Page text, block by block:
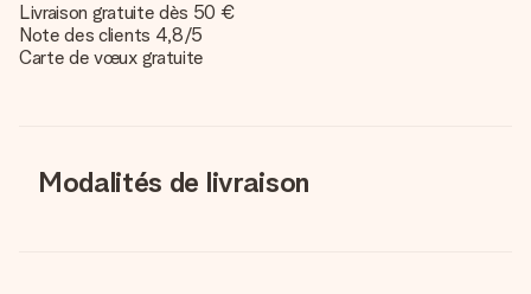
Livraison gratuite dès 50 €
Note des clients 4,8/5
Carte de vœux gratuite
Modalités de livraison